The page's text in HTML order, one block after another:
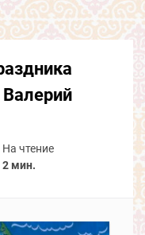
Валерий
На чтение
2 мин.